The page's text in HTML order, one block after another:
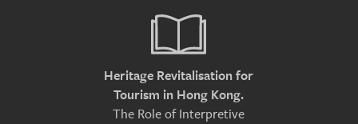
Heritage Revitalisation for
Tourism in Hong Kong.
The Role of Interpretive